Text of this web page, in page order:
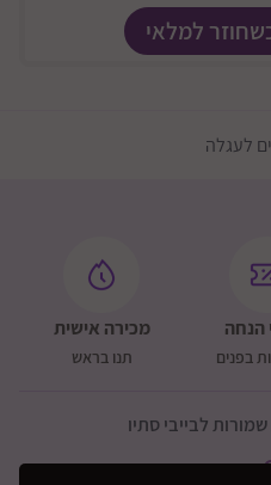
למלאי
לעגלה
הנחה
בפנים
מכירה אישית
תנו בראש